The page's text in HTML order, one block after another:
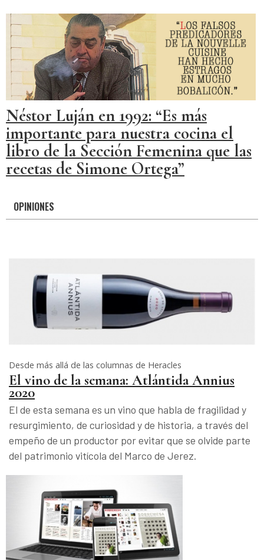
Néstor Luján en 1992: “Es más
importante para nuestra cocina el
libro de la Sección Femenina que las
recetas de Simone Ortega”
OPINIONES
Desde más allá de las columnas de Heracles
El vino de la semana: Atlántida Annius
2020
El de esta semana es un vino que habla de fragilidad y
resurgimiento, de curiosidad y de historia, a través del
empeño de un productor por evitar que se olvide parte
del patrimonio vitícola del Marco de Jerez.